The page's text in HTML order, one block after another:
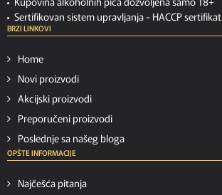
Sertifikovan sistem upravljanja - HACCP sertifikat
BRZI LINKOVI
Home
Novi proizvodi
Akcijski proizvodi
Preporučeni proizvodi
Poslednje sa našeg bloga
OPŠTE INFORMACIJE
Najčešća pitanja